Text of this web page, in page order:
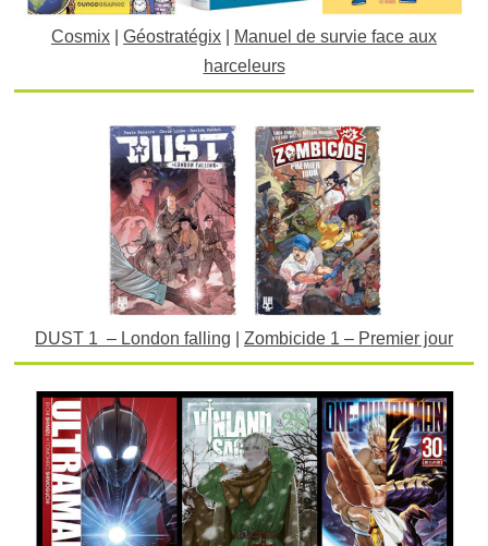
Cosmix Géostratégix
Manuel de survie face aux
harceleurs
DUST 1 – London falling Zombicide 1 – Premier jour